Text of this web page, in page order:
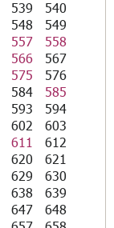
539
540
548
549
557
558
566
567
575
576
584
585
593
594
602
603
611
612
620
621
629
630
638
639
647
648